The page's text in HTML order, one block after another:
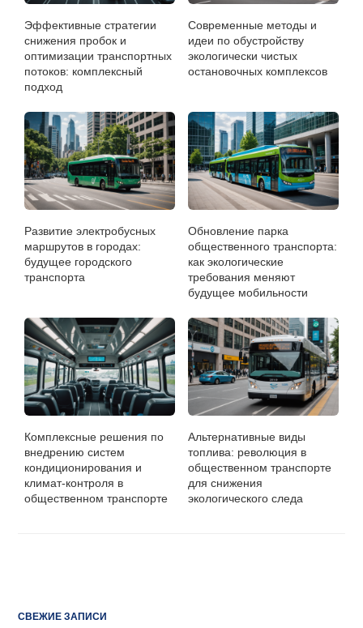
Эффективные стратегии
снижения пробок и
оптимизации транспортных
потоков: комплексный
подход
Современные методы и
идеи по обустройству
экологически чистых
остановочных комплексов
Развитие электробусных
маршрутов в городах:
будущее городского
транспорта
Обновление парка
общественного транспорта:
как экологические
требования меняют
будущее мобильности
Комплексные решения по
внедрению систем
кондиционирования и
климат-контроля в
общественном транспорте
Альтернативные виды
топлива: революция в
общественном транспорте
для снижения
экологического следа
СВЕЖИЕ ЗАПИСИ